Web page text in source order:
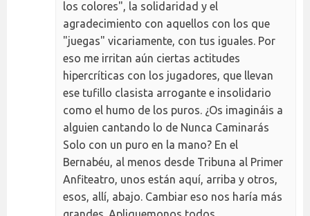
los colores", la solidaridad y el
agradecimiento con aquellos con los que
"juegas" vicariamente, con tus iguales. Por
eso me irritan aún ciertas actitudes
hipercríticas con los jugadores, que llevan
ese tufillo clasista arrogante e insolidario
como el humo de los puros. ¿Os imagináis a
alguien cantando lo de Nunca Caminarás
Solo con un puro en la mano? En el
Bernabéu, al menos desde Tribuna al Primer
Anfiteatro, unos están aquí, arriba y otros,
esos, allí, abajo. Cambiar eso nos haría más